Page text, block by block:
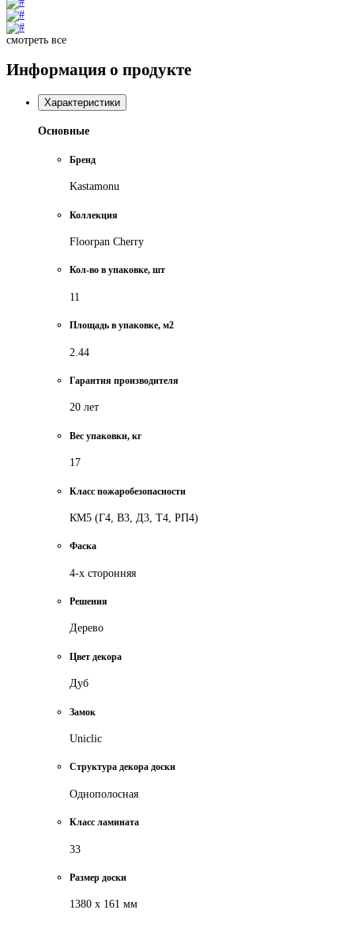
смотреть все
Информация о продукте
Характеристики
Основные
Бренд
Kastamonu
Коллекция
Floorpan Cherry
Кол-во в упаковке, шт
11
Площадь в упаковке, м2
2.44
Гарантия производителя
20 лет
Вес упаковки, кг
17
Класс пожаробезопасности
КМ5 (Г4, В3, Д3, Т4, РП4)
Фаска
4-х сторонняя
Решения
Дерево
Цвет декора
Дуб
Замок
Uniclic
Cтруктура декора доски
Однополосная
Класс ламината
33
Размер доски
1380 х 161 мм